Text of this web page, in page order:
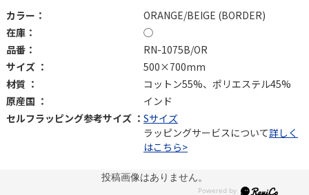
カラー：
ORANGE/BEIGE (BORDER)
在庫：
◯
品番：
RN-1075B/OR
サイズ ：
500×700mm
材質 ：
コットン55%、ポリエステル45%
原産国 ：
インド
セルフラッピング参考サイズ ： Sサイズ
ラッピングサービスについて詳しく
はこちら>
投稿画像はありません。